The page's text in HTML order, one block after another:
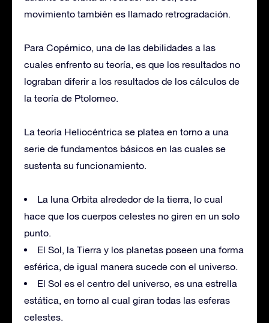
movimiento también es llamado retrogradación.
Para Copérnico, una de las debilidades a las
cuales enfrento su teoría, es que los resultados no
lograban diferir a los resultados de los cálculos de
la teoría de Ptolomeo.
La teoría Heliocéntrica se platea en torno a una
serie de fundamentos básicos en las cuales se
sustenta su funcionamiento.
La luna Orbita alrededor de la tierra, lo cual
hace que los cuerpos celestes no giren en un solo
punto.
El Sol, la Tierra y los planetas poseen una forma
esférica, de igual manera sucede con el universo.
El Sol es el centro del universo, es una estrella
estática, en torno al cual giran todas las esferas
celestes.